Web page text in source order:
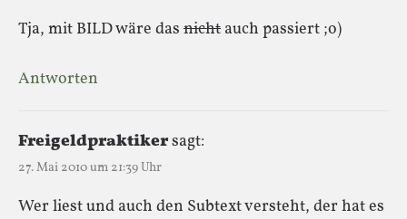
Tja, mit BILD wäre das nicht auch passiert ;o)
Antworten
Freigeldpraktikersagt:
27. Mai 2010 um 21:39 Uhr
Wer liest und auch den Subtext versteht, der hat es